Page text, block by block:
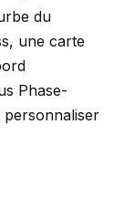
du
une carte
Phase-